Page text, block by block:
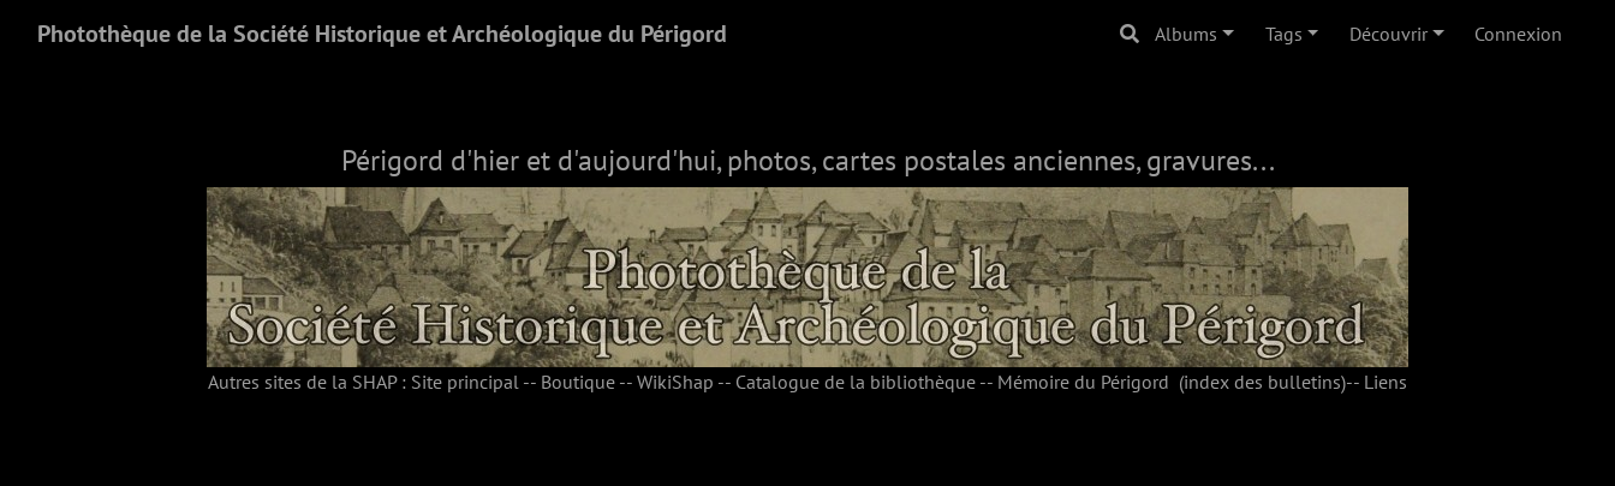
Photothèque de la Société Historique et Archéologique du Périgord Albums Tags Découvrir Connexion
Périgord d'hier et d'aujourd'hui, photos, cartes postales anciennes, gravures...
Autres sites de la SHAP : Site principal -- Boutique -- WikiShap -- Catalogue de la bibliothèque -- Mémoire du Périgord (index des bulletins)-- Liens